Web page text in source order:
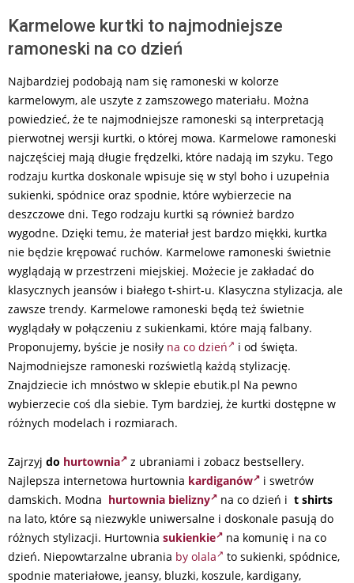
Karmelowe kurtki to najmodniejsze
ramoneski na co dzień
Najbardziej podobają nam się ramoneski w kolorze
karmelowym, ale uszyte z zamszowego materiału. Można
powiedzieć, że te najmodniejsze ramoneski są interpretacją
pierwotnej wersji kurtki, o której mowa. Karmelowe ramoneski
najczęściej mają długie frędzelki, które nadają im szyku. Tego
rodzaju kurtka doskonale wpisuje się w styl boho i uzupełnia
sukienki, spódnice oraz spodnie, które wybierzecie na
deszczowe dni. Tego rodzaju kurtki są również bardzo
wygodne. Dzięki temu, że materiał jest bardzo miękki, kurtka
nie będzie krępować ruchów. Karmelowe ramoneski świetnie
wyglądają w przestrzeni miejskiej. Możecie je zakładać do
klasycznych jeansów i białego t-shirt-u. Klasyczna stylizacja, ale
zawsze trendy. Karmelowe ramoneski będą też świetnie
wyglądały w połączeniu z sukienkami, które mają falbany.
Proponujemy, byście je nosiły na co dzień
i od święta.
Najmodniejsze ramoneski rozświetlą każdą stylizację.
Znajdziecie ich mnóstwo w sklepie ebutik.pl Na pewno
wybierzecie coś dla siebie. Tym bardziej, że kurtki dostępne w
różnych modelach i rozmiarach.
Zajrzyj do hurtownia
z ubraniami i zobacz bestsellery.
Najlepsza internetowa hurtownia kardiganów
i swetrów
damskich. Modna hurtownia bielizny na co dzień i t shirts
na lato, które są niezwykle uniwersalne i doskonale pasują do
różnych stylizacji. Hurtownia sukienkie
na komunię i na co
dzień. Niepowtarzalne ubrania by olala
to sukienki, spódnice,
spodnie materiałowe, jeansy, bluzki, koszule, kardigany,